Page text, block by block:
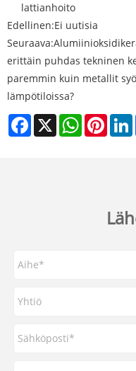
lattianhoito
Edellinen:Ei uutisia
Seuraava:
erittäin puhdas tekninen
paremmin kuin metallit
lämpötiloissa?
Facebook
X WhatsApp